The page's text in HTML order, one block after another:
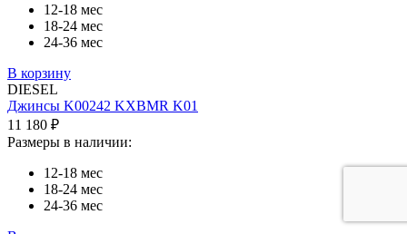
12-18 мес
18-24 мес
24-36 мес
В корзину
DIESEL
Джинсы K00242 KXBMR K01
11 180 ₽
Размеры в наличии:
12-18 мес
18-24 мес
24-36 мес